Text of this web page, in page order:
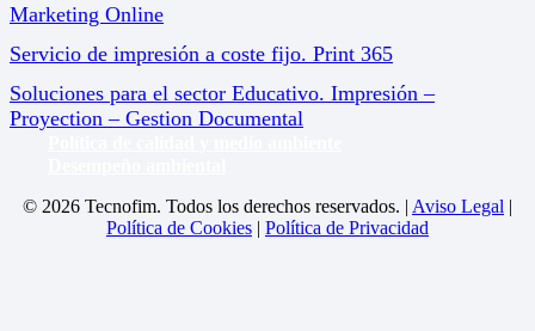
Marketing Online
Servicio de impresión a coste fijo. Print 365
Soluciones para el sector Educativo. Impresión –
Proyection – Gestion Documental
© 2026 Tecnofim. Todos los derechos reservados. | Aviso Legal |
Política de Cookies | Política de Privacidad